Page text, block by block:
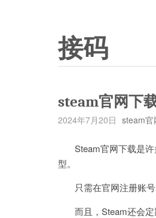
接码
steam官网下
2024年7月20日 steam官
Steam官网下载是许
型。
只需在官网注册账号
而且，Steam还会定